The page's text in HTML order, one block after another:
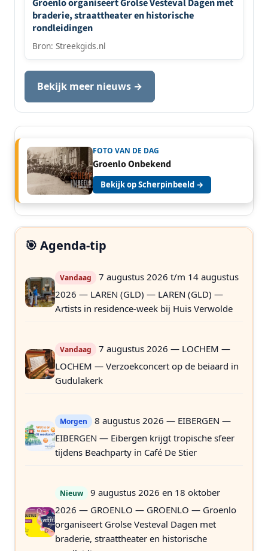
Groenlo organiseert Grolse Vesteval Dagen met
braderie, straattheater en historische
rondleidingen
Bron: Streekgids.nl
Bekijk meer nieuws →
FOTO VAN DE DAG
Groenlo Onbekend
Bekijk op Scherpinbeeld →
🎯 Agenda-tip
Vandaag
7 augustus 2026 t/m 14 augustus
2026 — LAREN (GLD) — LAREN (GLD) —
Artists in residence-week bij Huis Verwolde
Vandaag
7 augustus 2026 — LOCHEM —
LOCHEM — Verzoekconcert op de beiaard in
Gudulakerk
Morgen
8 augustus 2026 — EIBERGEN —
EIBERGEN — Eibergen krijgt tropische sfeer
tijdens Beachparty in Café De Stier
Nieuw
9 augustus 2026 en 18 oktober
2026 — GROENLO — GROENLO — Groenlo
organiseert Grolse Vesteval Dagen met
braderie, straattheater en historische